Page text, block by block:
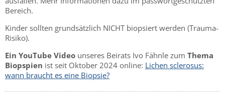
Bereich.
Kinder sollten grundsätzlich NICHT biopsiert werden (Trauma-
Risiko).
Ein YouTube Video unseres Beirats Ivo Fähnle zum Thema
Biopspien ist seit Oktober 2024 online: Lichen sclerosus:
wann braucht es eine Biopsie?